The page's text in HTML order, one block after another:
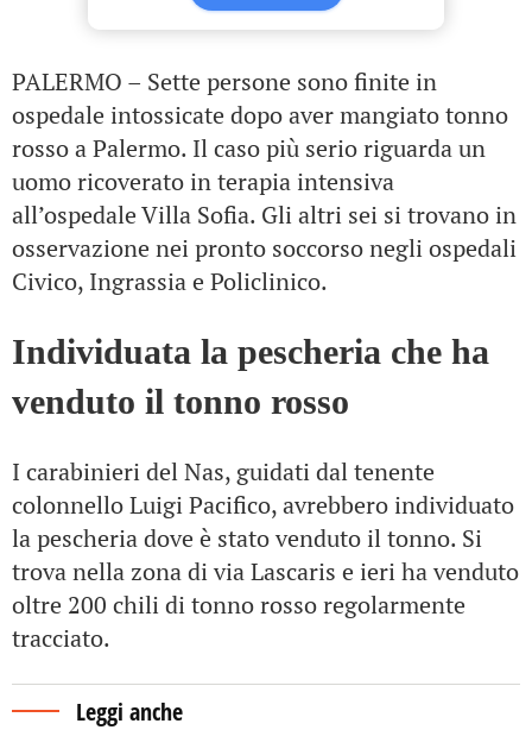
PALERMO – Sette persone sono finite in
ospedale intossicate dopo aver mangiato tonno
rosso a Palermo. Il caso più serio riguarda un
uomo ricoverato in terapia intensiva
all’ospedale Villa Sofia. Gli altri sei si trovano in
osservazione nei pronto soccorso negli ospedali
Civico, Ingrassia e Policlinico.
Individuata la pescheria che ha
venduto il tonno rosso
I carabinieri del Nas, guidati dal tenente
colonnello Luigi Pacifico, avrebbero individuato
la pescheria dove è stato venduto il tonno. Si
trova nella zona di via Lascaris e ieri ha venduto
oltre 200 chili di tonno rosso regolarmente
tracciato.
Leggi anche